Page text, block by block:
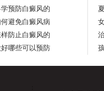
预防白癜风的
避免白癜风病
防止白癜风的
哪些可以预防